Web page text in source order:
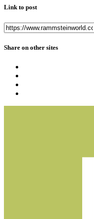
Link to post
Share on other sites